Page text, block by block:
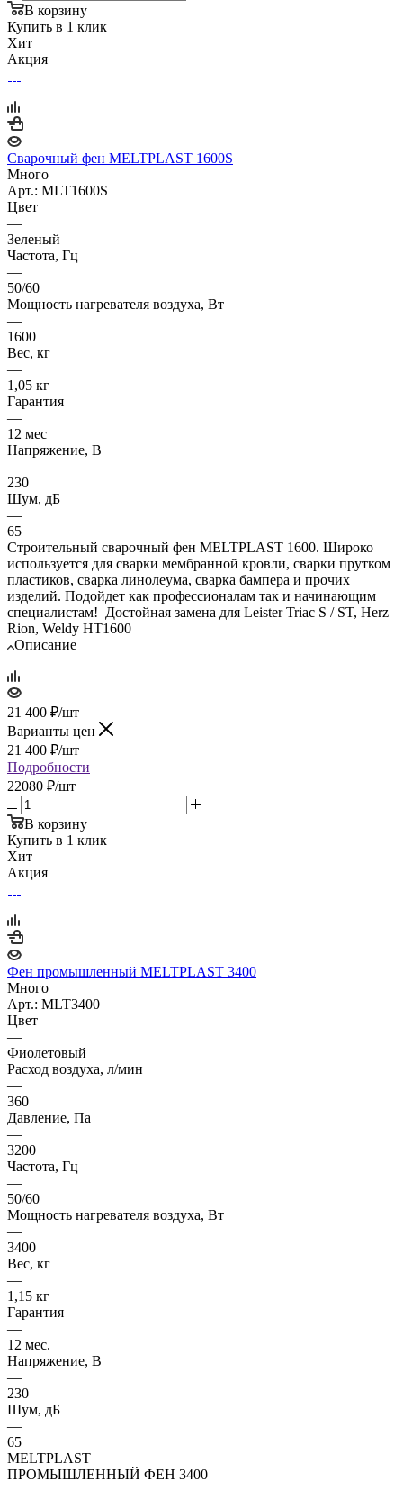
В корзину
Купить в 1 клик
Хит
Акция
Сварочный фен MELTPLAST 1600S
Много
Арт.: MLT1600S
Цвет
—
Зеленый
Частота, Гц
—
50/60
Мощность нагревателя воздуха, Вт
—
1600
Вес, кг
—
1,05 кг
Гарантия
—
12 мес
Напряжение, В
—
230
Шум, дБ
—
65
Строительный сварочный фен MELTPLAST 1600. Широко
используется для сварки мембранной кровли, сварки прутком
пластиков, сварка линолеума, сварка бампера и прочих
изделий. Подойдет как профессионалам так и начинающим
специалистам! Достойная замена для Leister Triac S / ST, Herz
Rion, Weldy HT1600
Описание
21 400 ₽/шт
Варианты цен
21 400 ₽/шт
Подробности
22080 ₽/шт
В корзину
Купить в 1 клик
Хит
Акция
Фен промышленный MELTPLAST 3400
Много
Арт.: MLT3400
Цвет
—
Фиолетовый
Расход воздуха, л/мин
—
360
Давление, Па
—
3200
Частота, Гц
—
50/60
Мощность нагревателя воздуха, Вт
—
3400
Вес, кг
—
1,15 кг
Гарантия
—
12 мес.
Напряжение, В
—
230
Шум, дБ
—
65
MELTPLAST
ПРОМЫШЛЕННЫЙ ФЕН 3400